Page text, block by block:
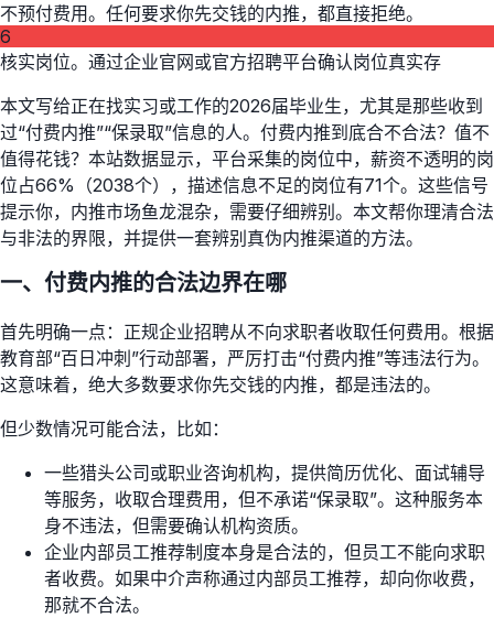
不预付费用。任何要求你先交钱的内推，都直接拒绝。
6
核实岗位。通过企业官网或官方招聘平台确认岗位真实存
本文写给正在找实习或工作的2026届毕业生，尤其是那些收到
过“付费内推”“保录取”信息的人。付费内推到底合不合法？值不
值得花钱？本站数据显示，平台采集的岗位中，薪资不透明的岗
位占66%（2038个），描述信息不足的岗位有71个。这些信号
提示你，内推市场鱼龙混杂，需要仔细辨别。本文帮你理清合法
与非法的界限，并提供一套辨别真伪内推渠道的方法。
一、付费内推的合法边界在哪
首先明确一点：正规企业招聘从不向求职者收取任何费用。根据
教育部“百日冲刺”行动部署，严厉打击“付费内推”等违法行为。
这意味着，绝大多数要求你先交钱的内推，都是违法的。
但少数情况可能合法，比如：
一些猎头公司或职业咨询机构，提供简历优化、面试辅导
等服务，收取合理费用，但不承诺“保录取”。这种服务本
身不违法，但需要确认机构资质。
企业内部员工推荐制度本身是合法的，但员工不能向求职
者收费。如果中介声称通过内部员工推荐，却向你收费，
那就不合法。